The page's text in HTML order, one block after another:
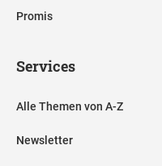
Promis
Services
Alle Themen von A-Z
Newsletter